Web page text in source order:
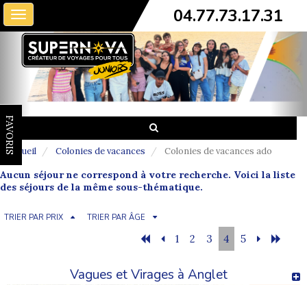
Toggle
navigation
04.77.73.17.31
FAVORIS
Accueil Colonies de vacances Colonies de vacances ado
Aucun séjour ne correspond à votre recherche. Voici la liste
des séjours de la même sous-thématique.
TRIER PAR PRIX TRIER PAR ÂGE
1 2 3 4 5
Vagues et Virages à Anglet